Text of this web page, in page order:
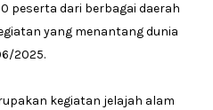
peserta dari berbagai daerah
yang menantang dunia
2025.
kegiatan jelajah alam